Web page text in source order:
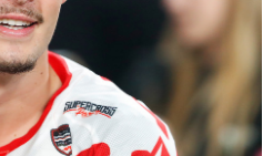
ALALTA
DIGILEHDET
JA